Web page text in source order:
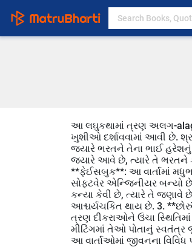
આ લઘુકથામાં ત્રણ અલગ-alag
ખુશીઓ દર્શાવવામાં આવી છે.
જ્યારે ભરતને તેના ભાઈ
જ્યારે આવે છે, ત્યારે તે ભરતને
**ફેઈસબુક**: આ વાર્તામાં
સોફ્ટવેર એન્જિનીયર બન્યો
કન્યા કેવી છે, ત્યારે તે જણાવે
આશ્ચર્યચકિત થાય છે. 3.
ત્રણ દીકરાઓને ઉંચા
મીટિંગમાં તેઓ પોતાનું સ્વતંત્ર
આ વાર્તાઓમાં જીવનના